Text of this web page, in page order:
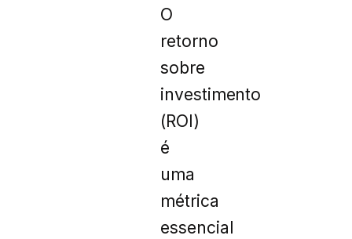
O
retorno
sobre
investimento
(ROI)
é
uma
métrica
essencial